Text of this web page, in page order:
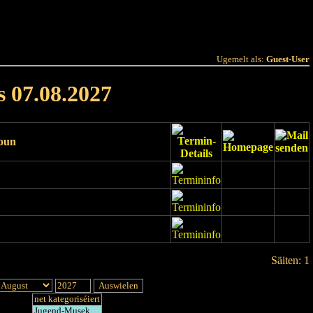
Ugemelt als: Guest-User
07.08.2027
Säiten: 1